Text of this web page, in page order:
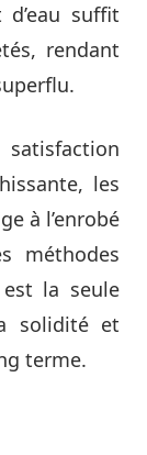
suffit
rendant
les
à l’enrobé
méthodes
la seule
solidité et
terme.